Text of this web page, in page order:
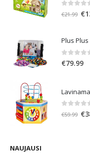
out
€21.99 €
Plus
0out
€79.99
out
€59.99 €
NAUJAUSI